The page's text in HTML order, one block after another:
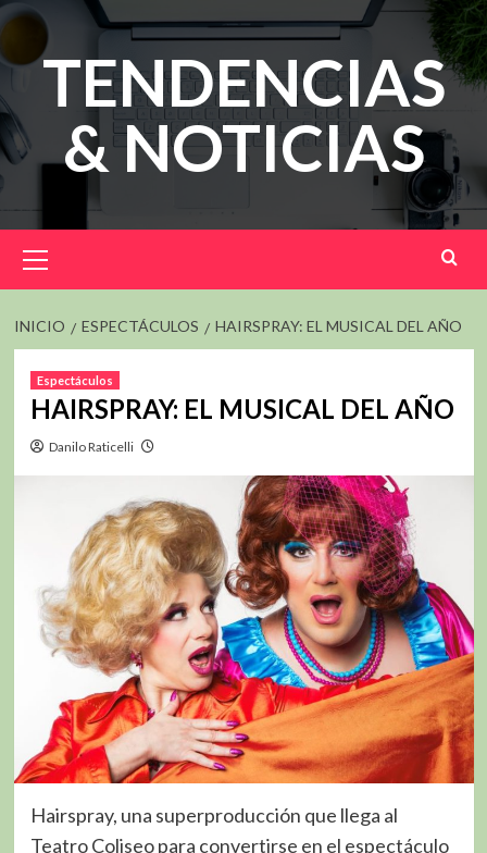
Saltar
contenidoTENDENCIAS
& NOTICIAS
principal
INICIO ESPECTÁCULOS HAIRSPRAY: EL MUSICAL DEL AÑO
Espectáculos
HAIRSPRAY: EL MUSICAL DEL AÑO
Danilo Raticelli
Hairspray, una superproducción que llega al
Teatro Coliseo para convertirse en el espectáculo